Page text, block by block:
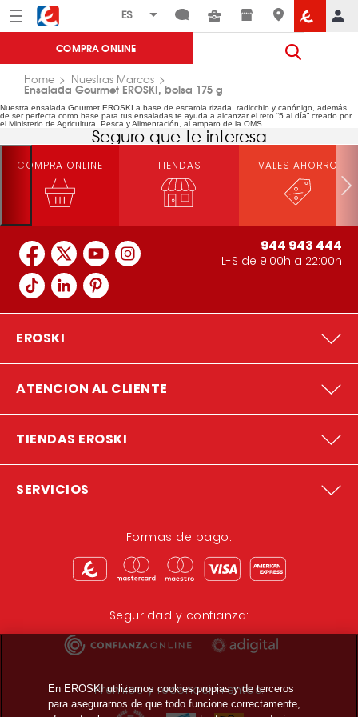
Menú Eroski
COMPRA ONLINE
Home Nuestras Marcas
Ensalada Gourmet EROSKI, bolsa 175 g
Nuestra ensalada Gourmet EROSKI a base de escarola rizada, radicchio y canónigo, además
de ser perfecta como base para tus ensaladas te ayuda a alcanzar el reto “5 al día” creado por
el Ministerio de Agricultura, Pesca y Alimentación, al amparo de la OMS.
Seguro que te interesa
COMPRA ONLINE TIENDAS VALES AHORRO
944 943 444
L-S de 9:00h a 22:00h
EROSKI
ATENCION AL CLIENTE
TIENDAS EROSKI
SERVICIOS
Formas de pago:
Seguridad y confianza:
Premios y reconocimientos:
En EROSKI utilizamos cookies propias y de terceros
para asegurarnos de que todo funcione correctamente,